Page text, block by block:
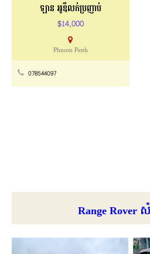
ឡាន អូឌីលក់ប្រញាប់
$14,000
Phnom Penh
078544097
Range Rover